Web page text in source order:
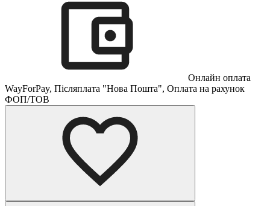
Онлайн оплата
WayForPay, Післяплата "Нова Пошта", Оплата на рахунок
ФОП/ТОВ